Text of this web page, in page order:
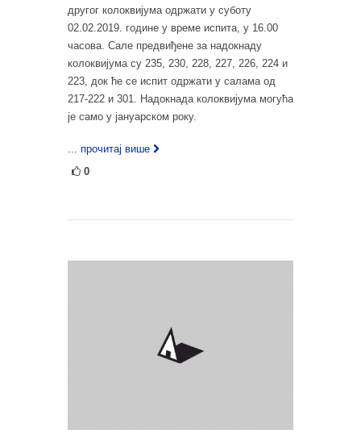
другог колоквијума одржати у суботу
02.02.2019. године у време испита, у 16.00
часова. Сале предвиђене за надокнаду
колоквијума су 235, 230, 228, 227, 226, 224 и
223, док ће се испит одржати у салама од
217-222 и 301. Надокнада колоквијума могућа
је само у јануарском року.
... прочитај више
0